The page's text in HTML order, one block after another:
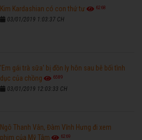
Kim Kardashian có con thứ tư 6268
03/01/2019 1:03:37 CH
'Em gái trà sữa' bị đồn ly hôn sau bê bối tình
dục của chồng
6589
03/01/2019 12:03:33 CH
Ngô Thanh Vân, Đàm Vĩnh Hưng đi xem
phim của Mỹ Tâm
6269